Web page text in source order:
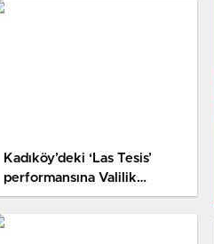
Kadıköy’deki ‘Las Tesis’
performansına Valilik
açıklaması: Suç oluşturan
slogan attılar